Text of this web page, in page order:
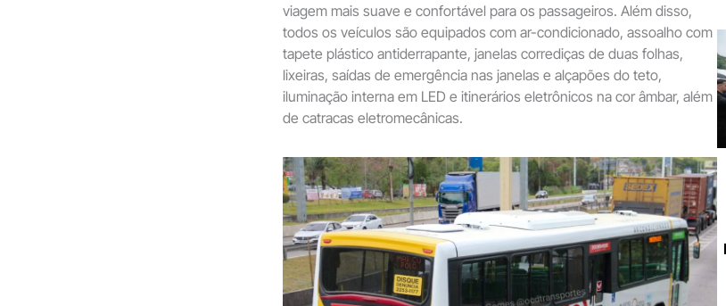
viagem mais suave e confortável para os passageiros. Além disso,
todos os veículos são equipados com ar-condicionado, assoalho com
tapete plástico antiderrapante, janelas corrediças de duas folhas,
lixeiras, saídas de emergência nas janelas e alçapões do teto,
iluminação interna em LED e itinerários eletrônicos na cor âmbar, além
de catracas eletromecânicas.